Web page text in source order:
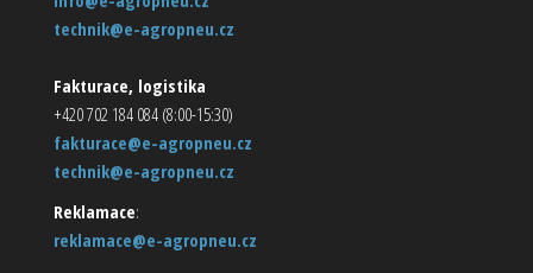
technik@e-agropneu.cz
Fakturace, logistika
+420 702 184 084 (8:00-15:30)
fakturace@e-agropneu.cz
technik@e-agropneu.cz
Reklamace:
reklamace@e-agropneu.cz